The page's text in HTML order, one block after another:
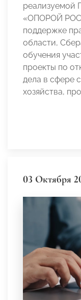
«ОПОРОЙ
поддержке
области,
обучения
проекты по
дела в сфере
хозяйства,
03 Октября